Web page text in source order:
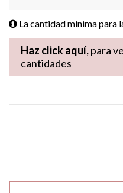
La cantidad mínima para
Haz click aquí,para
cantidades